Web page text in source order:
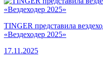
TINGER представила
«Вездеходер 2025»
17.11.2025